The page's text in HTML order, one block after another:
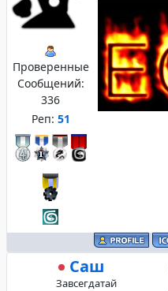
Проверенные
Сообщений:
336
Реп: 51
Саш
Завсегдатай